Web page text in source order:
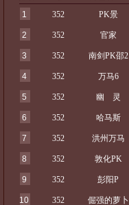
1
352 PK景
2 352 官家
3 352 南剑PK邵2
4 352 万马6
5 352 幽 灵
6 352 哈马斯
7 352 洪州万马
8 352 敦化PK
9 352 彭阳P
10 352 倔强的萝卜